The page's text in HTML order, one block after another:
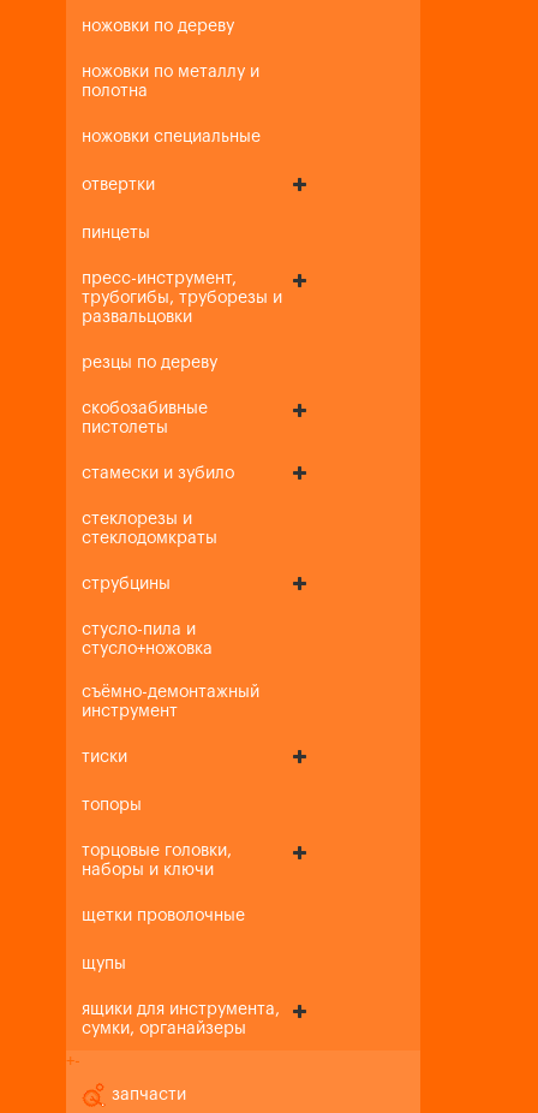
ножовки по дереву
ножовки по металлу и
полотна
ножовки специальные
отвертки
пинцеты
пресс-инструмент,
трубогибы, труборезы и
развальцовки
резцы по дереву
скобозабивные
пистолеты
стамески и зубило
стеклорезы и
стеклодомкраты
струбцины
стусло-пила и
стусло+ножовка
съёмно-демонтажный
инструмент
тиски
топоры
торцовые головки,
наборы и ключи
щетки проволочные
щупы
ящики для инструмента,
сумки, органайзеры
+-
запчасти